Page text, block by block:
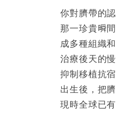
你對臍帶的
那一珍貴𣊬
成多種組織
治療後天的
抑制移植抗
出生後，把
現時全球已